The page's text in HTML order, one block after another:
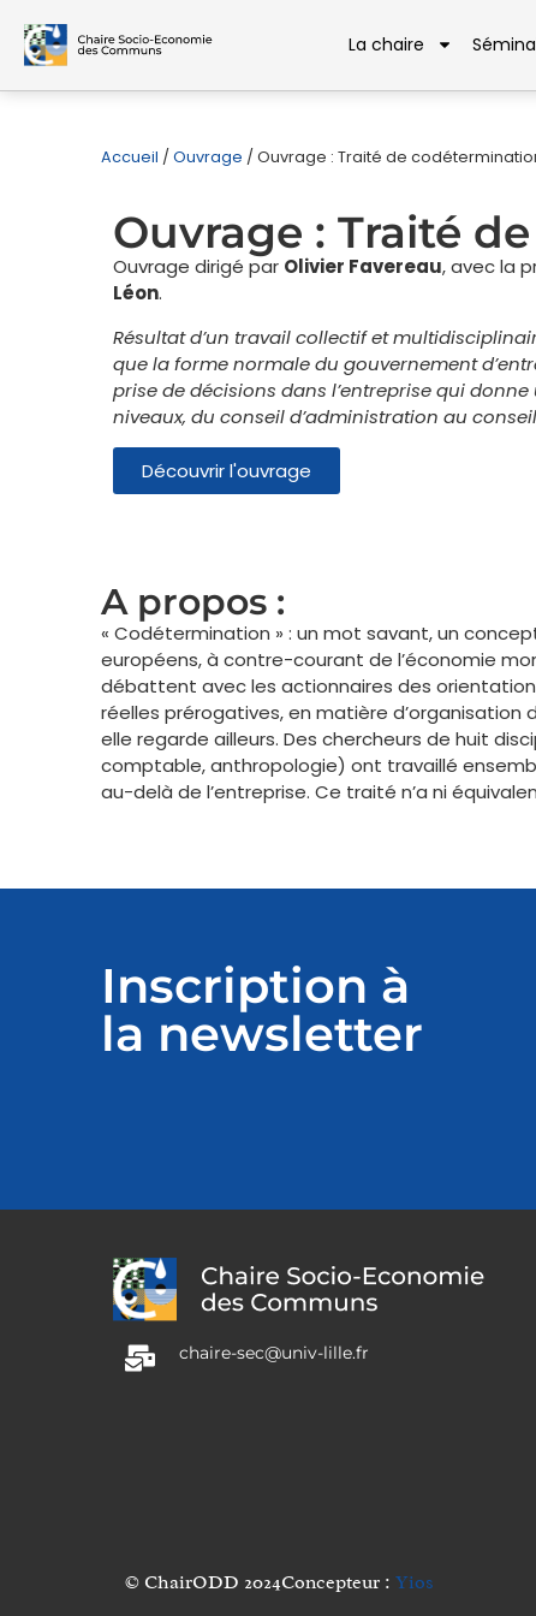
La chaire
Accueil / Ouvrage / Ouvrage : Traité de
Ouvrage : Traité
Ouvrage dirigé par Olivier Favereau, avec la
Léon.
Résultat d’un travail collectif et
que la forme normale du gouvernement
prise de décisions dans l’entreprise qui
niveaux, du conseil d’administration au
Découvrir l'ouvrage
A propos :
« Codétermination » : un mot savant, un
européens, à contre-courant de l’économie
débattent avec les actionnaires des
réelles prérogatives, en matière d’organisation
elle regarde ailleurs. Des chercheurs de huit
comptable, anthropologie) ont travaillé
au-delà de l’entreprise. Ce traité n’a ni
Inscription à
la newsletter
chaire-sec@univ-lille.fr
© ChairODD 2024Concepteur : Yios